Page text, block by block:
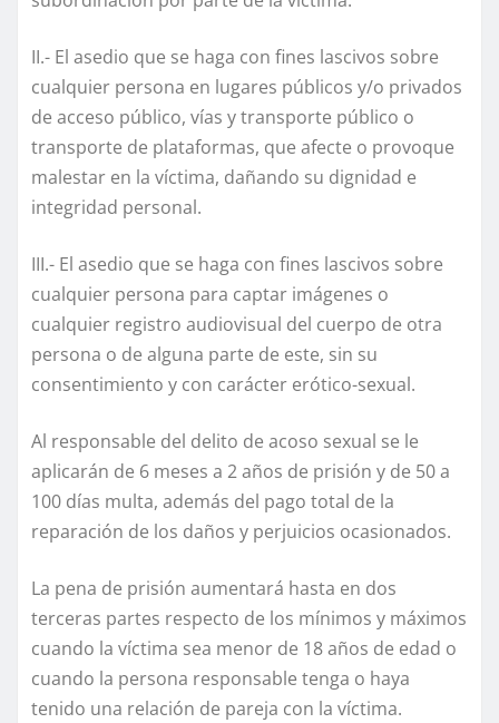
II.- El asedio que se haga con fines lascivos sobre
cualquier persona en lugares públicos y/o privados
de acceso público, vías y transporte público o
transporte de plataformas, que afecte o provoque
malestar en la víctima, dañando su dignidad e
integridad personal.
III.- El asedio que se haga con fines lascivos sobre
cualquier persona para captar imágenes o
cualquier registro audiovisual del cuerpo de otra
persona o de alguna parte de este, sin su
consentimiento y con carácter erótico-sexual.
Al responsable del delito de acoso sexual se le
aplicarán de 6 meses a 2 años de prisión y de 50 a
100 días multa, además del pago total de la
reparación de los daños y perjuicios ocasionados.
La pena de prisión aumentará hasta en dos
terceras partes respecto de los mínimos y máximos
cuando la víctima sea menor de 18 años de edad o
cuando la persona responsable tenga o haya
tenido una relación de pareja con la víctima.